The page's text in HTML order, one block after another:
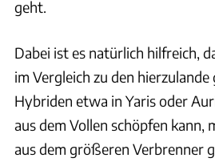
geht.
Dabei ist es natürlich hilfreich,
im Vergleich zu den
Hybriden etwa in Yaris oder
aus dem Vollen schöpfen kann,
aus dem größeren Verbrenner